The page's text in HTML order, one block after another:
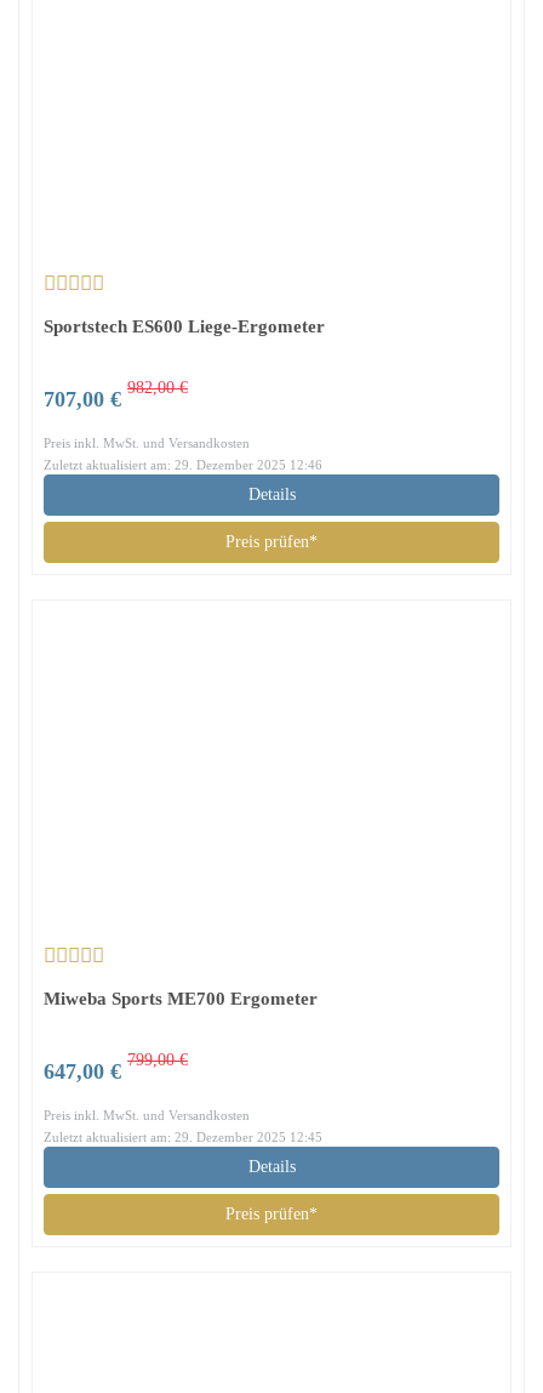
Sportstech ES600 Liege-Ergometer
707,00 € 982,00 €
Preis inkl. MwSt. und Versandkosten
Zuletzt aktualisiert am: 29. Dezember 2025 12:46
Details
Preis prüfen*
Miweba Sports ME700 Ergometer
647,00 € 799,00 €
Preis inkl. MwSt. und Versandkosten
Zuletzt aktualisiert am: 29. Dezember 2025 12:45
Details
Preis prüfen*